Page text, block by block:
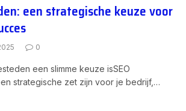
een strategische keuze voor
0
een slimme keuze isSEO
strategische zet zijn voor je bedrijf,…